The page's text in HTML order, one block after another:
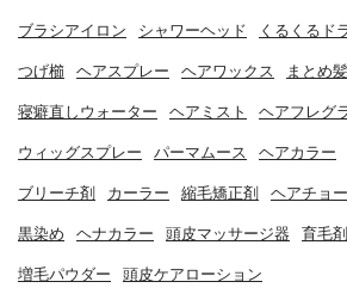
ブラシアイロン シャワーヘッド くるくるド
つげ櫛 ヘアスプレー ヘアワックス まとめ
寝癖直しウォーター ヘアミスト ヘアフレグ
ウィッグスプレー パーマムース ヘアカラー
ブリーチ剤 カーラー 縮毛矯正剤 ヘアチョ
黒染め ヘナカラー 頭皮マッサージ器 育毛剤
増毛パウダー 頭皮ケアローション